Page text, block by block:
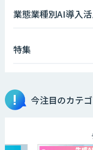
業態業種別AI導入
特集
今注目のカテ